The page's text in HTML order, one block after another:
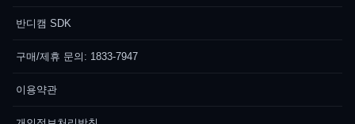
반디캠 SDK
구매/제휴 문의: 1833-7947
이용약관